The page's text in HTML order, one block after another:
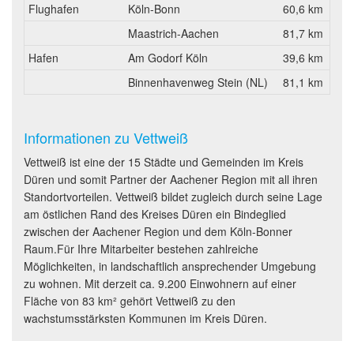
Flughafen
Köln-Bonn
60,6 km
Maastrich-Aachen
81,7 km
Hafen
Am Godorf Köln
39,6 km
Binnenhavenweg Stein (NL)
81,1 km
Informationen zu Vettweiß
Vettweiß ist eine der 15 Städte und Gemeinden im Kreis
Düren und somit Partner der Aachener Region mit all ihren
Standortvorteilen. Vettweiß bildet zugleich durch seine Lage
am östlichen Rand des Kreises Düren ein Bindeglied
zwischen der Aachener Region und dem Köln-Bonner
Raum.Für Ihre Mitarbeiter bestehen zahlreiche
Möglichkeiten, in landschaftlich ansprechender Umgebung
zu wohnen. Mit derzeit ca. 9.200 Einwohnern auf einer
Fläche von 83 km² gehört Vettweiß zu den
wachstumsstärksten Kommunen im Kreis Düren.